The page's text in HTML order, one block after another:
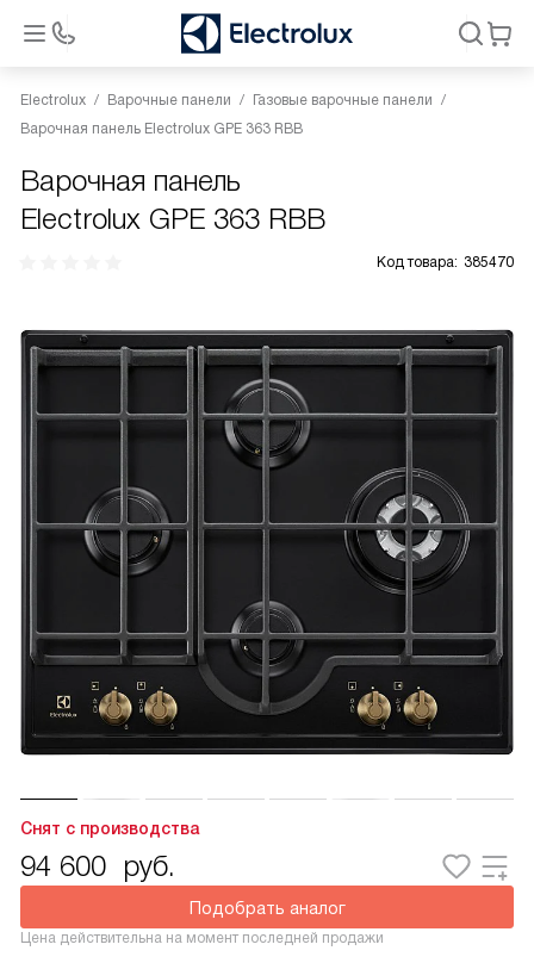
Electrolux Варочные панели
Газовые варочные панели
Варочная панель Electrolux GPE 363 RBB
Варочная панель
Electrolux GPE 363 RBB
Код товара: 385470
Снят с производства
94 600 руб.
Подобрать аналог
Цена действительна на момент последней продажи